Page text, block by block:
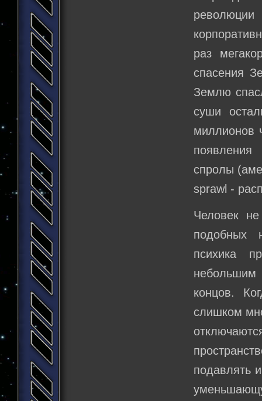
раз
спасения
Землю
суши
миллионов
спролы
sprawl -
Человек
подобных
психика
небольшим
концов.
слишком
подавлять